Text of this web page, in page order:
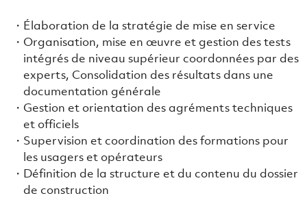
Élaboration de la stratégie de mise en service
Organisation, mise en œuvre et gestion des tests
intégrés de niveau supérieur coordonnées par des
experts, Consolidation des résultats dans une
documentation générale
Gestion et orientation des agréments techniques
et officiels
Supervision et coordination des formations pour
les usagers et opérateurs
Définition de la structure et du contenu du dossier
de construction